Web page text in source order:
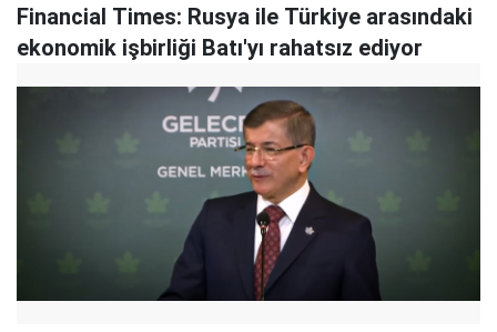
Financial Times: Rusya ile Türkiye arasındaki
ekonomik işbirliği Batı'yı rahatsız ediyor